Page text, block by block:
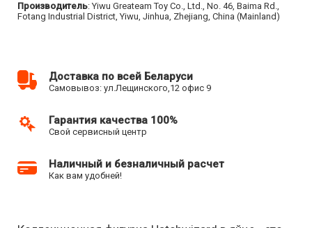
Производитель: Yiwu Greateam Toy Co., Ltd., No. 46, Baima Rd.,
Fotang Industrial District, Yiwu, Jinhua, Zhejiang, China (Mainland)
Доставка по всей Беларуси
Самовывоз: ул.Лещинского,12 офис 9
Гарантия качества 100%
Свой сервисный центр
Наличный и безналичный расчет
Как вам удобней!